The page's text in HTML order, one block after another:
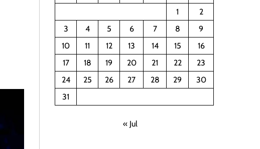
1
2
3
4 5 6 7 8
9
10
11 12 13 14 15
16
17
18 19 20 21 22
23
24
25 26 27 28 29
30
31
« Jul